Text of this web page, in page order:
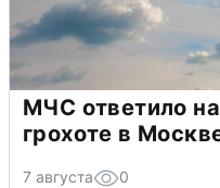
МЧС ответило
грохоте в
7 августа 0